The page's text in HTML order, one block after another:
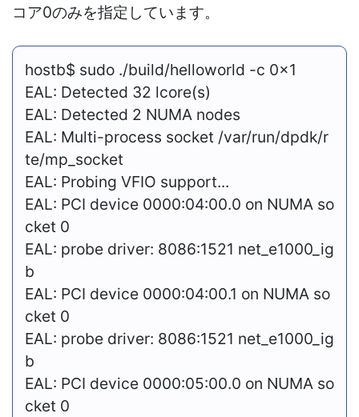
コア0のみを指定しています。
hostb$ sudo ./build/helloworld -c 0x1
EAL: Detected 32 lcore(s)
EAL: Detected 2 NUMA nodes
EAL: Multi-process socket /var/run/dpdk/r
te/mp_socket
EAL: Probing VFIO support...
EAL: PCI device 0000:04:00.0 on NUMA so
cket 0
EAL: probe driver: 8086:1521 net_e1000_ig
b
EAL: PCI device 0000:04:00.1 on NUMA so
cket 0
EAL: probe driver: 8086:1521 net_e1000_ig
b
EAL: PCI device 0000:05:00.0 on NUMA so
cket 0